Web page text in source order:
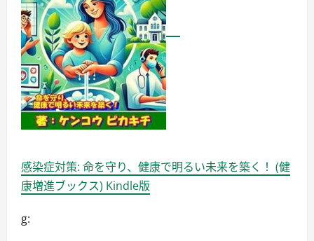
感染症対策: 命を守り、健康で明るい未来を築く！ (健
康増進ブックス) Kindle版
g: